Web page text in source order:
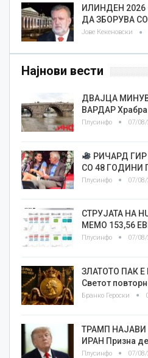
ИЛИНДЕН
ДА ЗБОРУВА
Јове Кекеновски
Најнови вести
ДВАЈЦА
ВАРДАР Храбра
Плусинфо 07/
РИЧАРД
СО 48 ГОДИНИ
Плусинфо 07/
СТРУЈАТА НА
МЕМО 153,56
Плусинфо 07/
ЗЛАТОТО ПАК
Светот
Бранко Героски
ТРАМП НАЈАВИ
ИРАН Призна
Плусинфо 07/